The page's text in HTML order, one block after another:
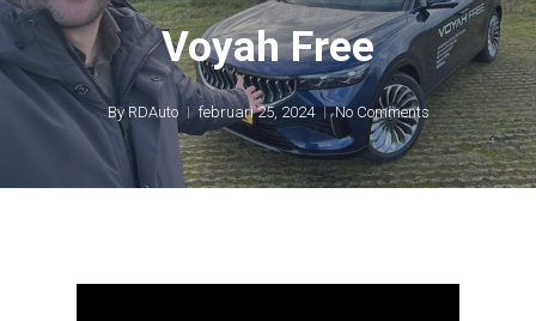
Voyah Free
By RDAuto februari 25, 2024 No Comments